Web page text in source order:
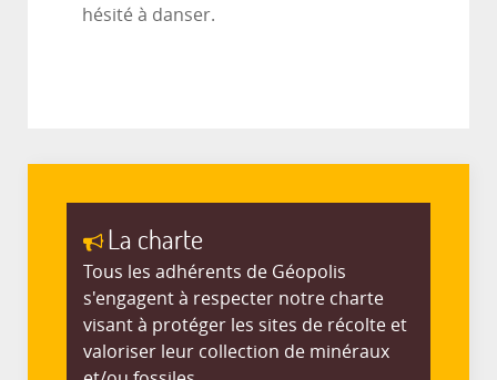
hésité à danser.
La charte
Tous les adhérents de Géopolis
s'engagent à respecter notre charte
visant à protéger les sites de récolte et
valoriser leur collection de minéraux